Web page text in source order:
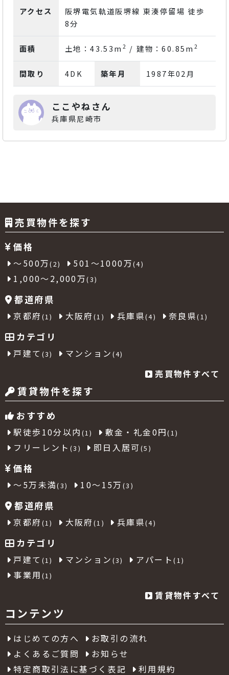
アクセス
阪堺電気軌道阪堺線 東湊停留場 徒歩
8分
面積 土地：43.53m 2 / 建物：60.85m 2
間取り 4DK 築年月 1987年02月
ここやねさん
兵庫県尼崎市
売買物件を探す
価格
～500万(2) 501～1000万(4)
1,000～2,000万(3)
都道府県
京都府 (1) 大阪府 (1) 兵庫県(4) 奈良県(1)
カテゴリ
戸建て (3) マンション (4)
売買物件すべて
賃貸物件を探す
おすすめ
駅徒歩10分以内 (1) 敷金・礼金0円(1)
フリーレント (3) 即日入居可 (5)
価格
～5万未満(3) 10～15万 (3)
都道府県
京都府 (1) 大阪府 (1) 兵庫県(4)
カテゴリ
戸建て (1) マンション (3) アパート(1)
事業用 (1)
賃貸物件すべて
コンテンツ
はじめての方へ
お取引の流れ
よくあるご質問
お知らせ
特定商取引法に基づく表記
利用規約